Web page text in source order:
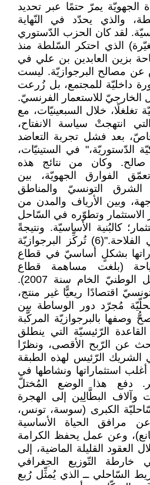
الجهويّة يمرّ حتمًا عبر تحديد
والذي يحدّد في النّهاية
لقد كان الحزب الدّستوري
الذي احتكر السّلطة منذ
الإطاحة بزين العابدين بن علي في
عن مصالح البرجوازيّة. ليست
داخليّة للمجتمع، بل زُرعت
الخارجيّ للاستعمار الفرنسيّ.
تغلغلًا، خلال السبعينيّات، مع
انتهجتْ سياسة الانفتاح،
بعد فشل تجربة التعاضد
الدّستوريّة،" في الستينيّات،
وكان من نتائج هذه
"تعمّق الفوارق الجهويّة، بين
الشرق التونسيّ والمناطق
وبين الأرياف والمدن من
الاستثمار وتطوّره في السّاحل
كالبُنية الأساسيّة. ونتيجةً
أيضًا لتراجع الاستثمار في الفلاحة."(6) تُركِّز البرجوازيّة
بشكلٍ أساسيّ في قطاع
(بلغت مساهمة قطاع
الخدمات 43.2٪من الدخل الوطنيّ الخام سنة 2007).
اقتصادًا ريعيًّا غير منتج،
مُجرّد دور الوساطة بين
وصفها بالبرجوازيّة المركَّبة
الرّئيسيّة التي ينطلق
عن الرّبح الأقصى، ونظرًا
الشريك الرّئيس لهذه الطبقة
استثماراتها ونشاطها في
دفع هذا الوضع المُختلّ
وآلاف البطَّالِين إلى الهجرة
الكبرى (سوسة، تونس،
مرافق الحياة الأساسية
وعن عمل يحفظ الكرامة
العقود القليلة الماضية، إلى
التّوزيع الجغرافي
السّاحلي ــ الذي يُمثِّل رُبع